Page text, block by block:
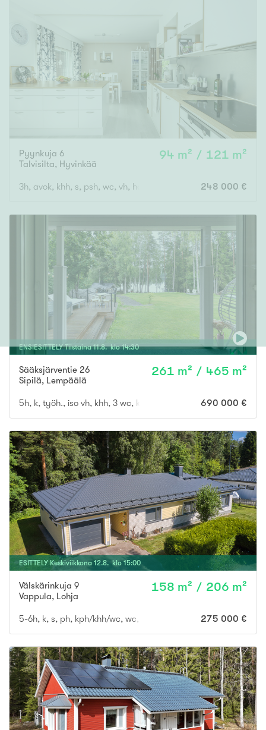
Pyynkuja 6
Talvisilta, Hyvinkää
94 m² / 121 m²
3h, avok, khh, s, psh, wc, vh, harrastetila, autotalli, varastotilat
248 000 €
ENSIESITTELY Tiistaina 11.8. klo14:30
Sääksjärventie 26
Sipilä, Lempäälä
261 m² / 465 m²
5h, k, työh., iso vh, khh, 3 wc, kph, s, iso autotalli, var.,
690 000 €
ESITTELY Keskiviikkona 12.8. klo15:00
Välskärinkuja 9
Vappula, Lohja
158 m² / 206 m²
5-6h, k, s, ph, kph/khh/wc, wc, at., var. 275 000 €